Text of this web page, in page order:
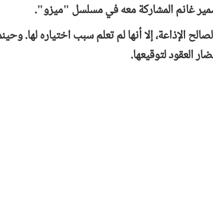
غانم المشاركة معه في مسلسل "ميزو".
الإذاعة، إلا أنها لم تعلم سبب اختياره لها.
العقود لتوقيعها.